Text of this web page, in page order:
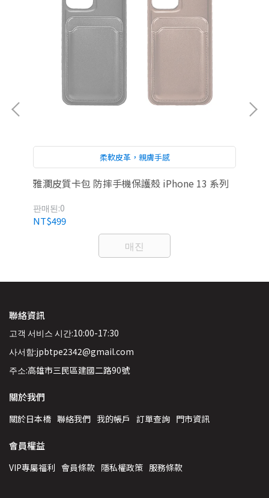
柔軟皮革，親膚手感
雅瀾皮質卡包 防摔手機保護殼 iPhone 13 系列
판매된:0
NT$499
매진
聯絡資訊
고객 서비스 시간:10:00-17:30
사서함:jpbtpe2342@gmail.com
주소:高雄市三民區建國二路90號
關於我們
關於日本橋 聯絡我們 我的帳戶 訂單查詢 門市資訊
會員權益
VIP專屬福利 會員條款 隱私權政策 服務條款